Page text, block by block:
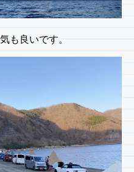
も良いです。